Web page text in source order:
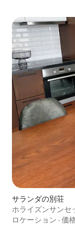
サランダの別荘
ホライズンサンセ
ー
ロケーション · 価